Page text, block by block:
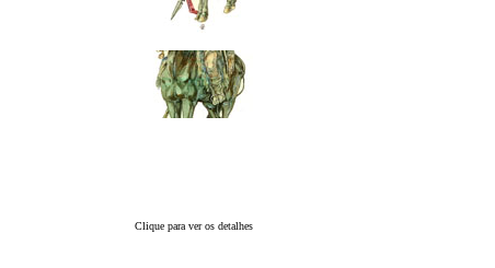
Clique para ver os detalhes